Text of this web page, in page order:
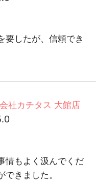
要したが、信頼でき
社カチタス 大館店
情もよく汲んでくだ
きました。